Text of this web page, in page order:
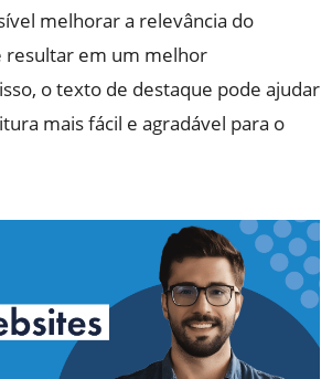
melhorar a relevância do
resultar em um melhor
o texto de destaque pode ajudar
mais fácil e agradável para o